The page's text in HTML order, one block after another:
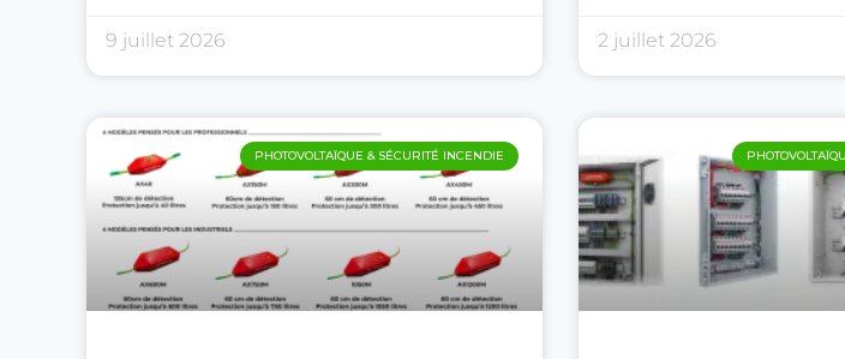
9 juillet 2026 2 juillet 2026
PHOTOVOLTAÏQUE & SÉCURITÉ INCENDIE